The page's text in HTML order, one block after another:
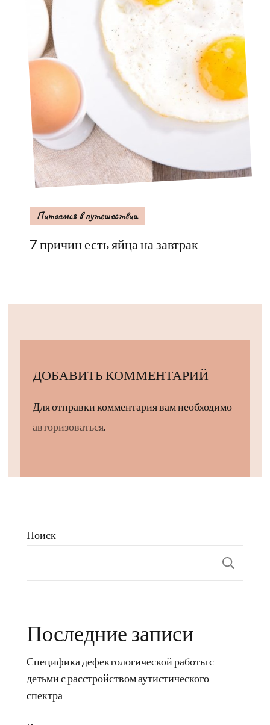
Питаемся в путешествии
7 причин есть яйца на завтрак
ДОБАВИТЬ КОММЕНТАРИЙ
Для отправки комментария вам необходимо
авторизоваться.
Поиск
Последние записи
Специфика дефектологической работы с
детьми с расстройством аутистического
спектра